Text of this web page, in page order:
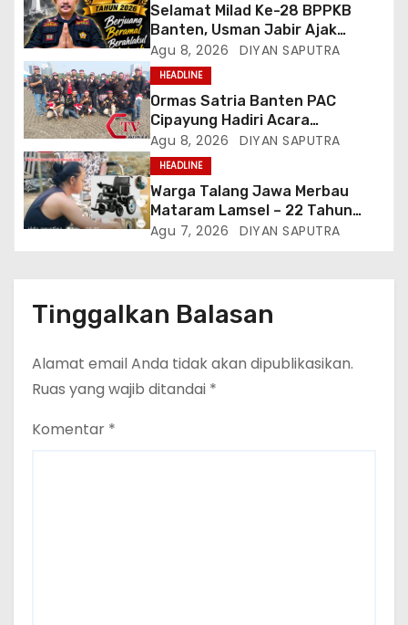
Selamat Milad Ke-28 BPPKB
Banten, Usman Jabir Ajak
Perkuat Solidaritas Dan
Kebersamaan
Agu 8, 2026 DIYAN SAPUTRA
HEADLINE
Ormas Satria Banten PAC
Cipayung Hadiri Acara
Menjelang HUT Ke-81
Kemerdekaan RI Di Silang Monas
Agu 8, 2026 DIYAN SAPUTRA
HEADLINE
Warga Talang Jawa Merbau
Mataram Lamsel – 22 Tahun
Lumpuh Vina Agustina Viral Di
Cakrawala Tv Meminta Pemda
Lamsel Bertindak
Agu 7, 2026 DIYAN SAPUTRA
Tinggalkan Balasan
Alamat email Anda tidak akan dipublikasikan.
Ruas yang wajib ditandai *
Komentar *